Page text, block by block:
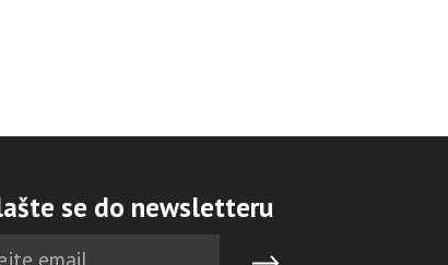
se do newsletteru